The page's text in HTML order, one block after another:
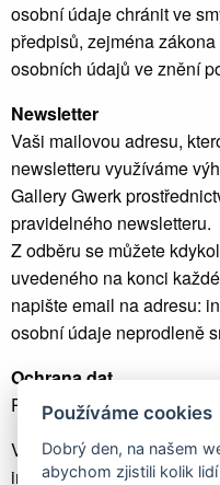
osobní údaje chránit ve
předpisů, zejména
osobních údajů ve znění
Newsletter
Vaši mailovou adresu,
newsletteru využíváme
Gallery Gwerk
pravidelného newsletteru.
Z odběru se můžete
uvedeného na konci
napište email na adresu:
osobní údaje neprodleně
Ochrana dat
Přístup ke datům je
V případě dotazů nás
info@gallerygwerk.sk
Používáme cookies
Dobrý den, na našem
abychom zjistili kolik